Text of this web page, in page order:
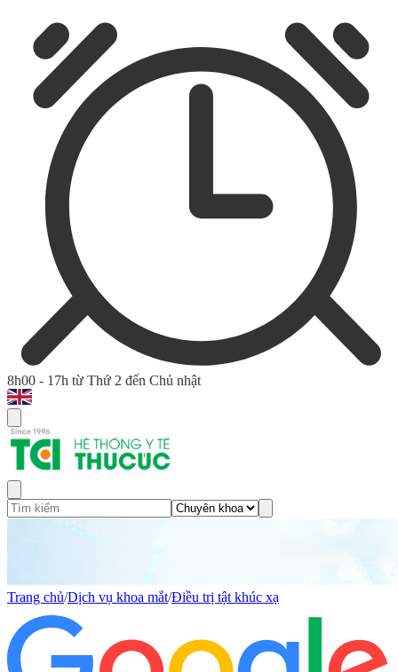
8h00 - 17h từ Thứ 2 đến Chủ nhật
Trang chủ/Dịch vụ khoa mắt/Điều trị tật khúc xạ